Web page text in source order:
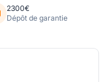
2300€
Dépôt de garantie